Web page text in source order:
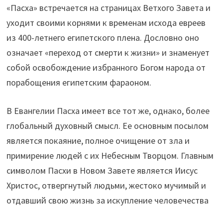
«Пасха» встречается на страницах Ветхого Завета и
уходит своими корнями к временам исхода евреев
из 400-летнего египетского плена. Дословно оно
означает «переход от смерти к жизни» и знаменует
собой освобождение избранного Богом народа от
порабощения египетским фараоном.
В Евангелии Пасха имеет все тот же, однако, более
глобальный духовный смысл. Ее основным посылом
является покаяние, полное очищение от зла и
примирение людей с их Небесным Творцом. Главным
символом Пасхи в Новом Завете является Иисус
Христос, отвергнутый людьми, жестоко мучимый и
отдавший свою жизнь за искупление человечества